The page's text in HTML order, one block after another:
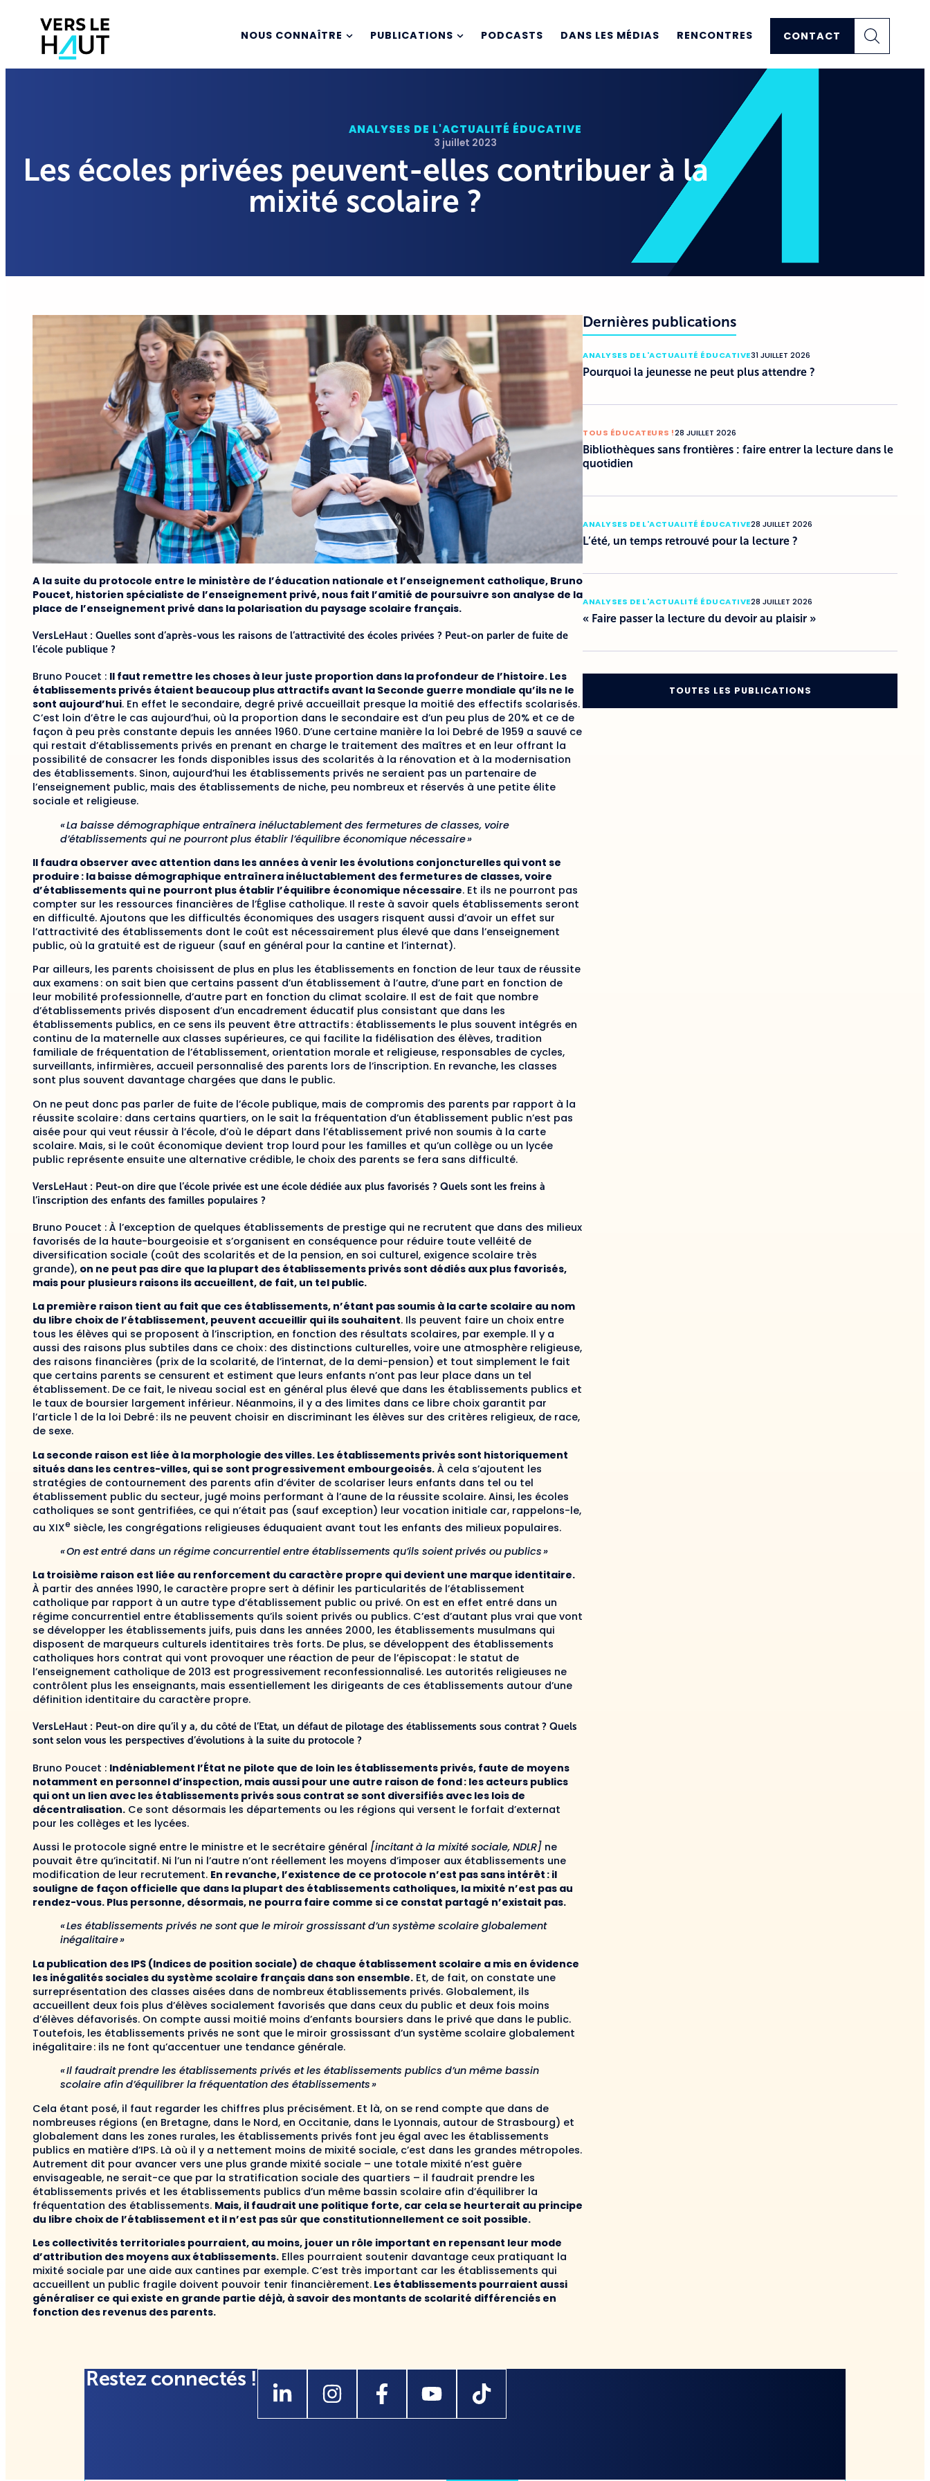
NOUS CONNAÎTRE PUBLICATIONS PODCASTS DANS LES MÉDIAS RENCONTRES CONTACT
ANALYSES DE L'ACTUALITÉ ÉDUCATIVE
3 juillet 2023
Les écoles privées peuvent-elles contribuer à la
mixité scolaire ?
A la suite du protocole entre le ministère de l’éducation nationale et l’enseignement catholique, Bruno
Poucet, historien spécialiste de l’enseignement privé, nous fait l’amitié de poursuivre son analyse de la
place de l’enseignement privé dans la polarisation du paysage scolaire français.
VersLeHaut : Quelles sont d’après-vous les raisons de l’attractivité des écoles privées ? Peut-on parler de fuite de
l’école publique ?
Bruno Poucet : Il faut remettre les choses à leur juste proportion dans la profondeur de l’histoire. Les
établissements privés étaient beaucoup plus attractifs avant la Seconde guerre mondiale qu’ils ne le
sont aujourd’hui. En effet le secondaire, degré privé accueillait presque la moitié des effectifs scolarisés.
C’est loin d’être le cas aujourd’hui, où la proportion dans le secondaire est d’un peu plus de 20% et ce de
façon à peu près constante depuis les années 1960. D’une certaine manière la loi Debré de 1959 a sauvé ce
qui restait d’établissements privés en prenant en charge le traitement des maîtres et en leur offrant la
possibilité de consacrer les fonds disponibles issus des scolarités à la rénovation et à la modernisation
des établissements. Sinon, aujourd’hui les établissements privés ne seraient pas un partenaire de
l’enseignement public, mais des établissements de niche, peu nombreux et réservés à une petite élite
sociale et religieuse.
« La baisse démographique entraînera inéluctablement des fermetures de classes, voire
d’établissements qui ne pourront plus établir l’équilibre économique nécessaire »
Il faudra observer avec attention dans les années à venir les évolutions conjoncturelles qui vont se
produire : la baisse démographique entraînera inéluctablement des fermetures de classes, voire
d’établissements qui ne pourront plus établir l’équilibre économique nécessaire. Et ils ne pourront pas
compter sur les ressources financières de l’Église catholique. Il reste à savoir quels établissements seront
en difficulté. Ajoutons que les difficultés économiques des usagers risquent aussi d’avoir un effet sur
l’attractivité des établissements dont le coût est nécessairement plus élevé que dans l’enseignement
public, où la gratuité est de rigueur (sauf en général pour la cantine et l’internat).
Par ailleurs, les parents choisissent de plus en plus les établissements en fonction de leur taux de réussite
aux examens : on sait bien que certains passent d’un établissement à l’autre, d’une part en fonction de
leur mobilité professionnelle, d’autre part en fonction du climat scolaire. Il est de fait que nombre
d’établissements privés disposent d’un encadrement éducatif plus consistant que dans les
établissements publics, en ce sens ils peuvent être attractifs : établissements le plus souvent intégrés en
continu de la maternelle aux classes supérieures, ce qui facilite la fidélisation des élèves, tradition
familiale de fréquentation de l’établissement, orientation morale et religieuse, responsables de cycles,
surveillants, infirmières, accueil personnalisé des parents lors de l’inscription. En revanche, les classes
sont plus souvent davantage chargées que dans le public.
On ne peut donc pas parler de fuite de l’école publique, mais de compromis des parents par rapport à la
réussite scolaire : dans certains quartiers, on le sait la fréquentation d’un établissement public n’est pas
aisée pour qui veut réussir à l’école, d’où le départ dans l’établissement privé non soumis à la carte
scolaire. Mais, si le coût économique devient trop lourd pour les familles et qu’un collège ou un lycée
public représente ensuite une alternative crédible, le choix des parents se fera sans difficulté.
VersLeHaut : Peut-on dire que l’école privée est une école dédiée aux plus favorisés ? Quels sont les freins à
l’inscription des enfants des familles populaires ?
Bruno Poucet : À l’exception de quelques établissements de prestige qui ne recrutent que dans des milieux
favorisés de la haute-bourgeoisie et s’organisent en conséquence pour réduire toute velléité de
diversification sociale (coût des scolarités et de la pension, en soi culturel, exigence scolaire très
grande), on ne peut pas dire que la plupart des établissements privés sont dédiés aux plus favorisés,
mais pour plusieurs raisons ils accueillent, de fait, un tel public.
La première raison tient au fait que ces établissements, n’étant pas soumis à la carte scolaire au nom
du libre choix de l’établissement, peuvent accueillir qui ils souhaitent. Ils peuvent faire un choix entre
tous les élèves qui se proposent à l’inscription, en fonction des résultats scolaires, par exemple. Il y a
aussi des raisons plus subtiles dans ce choix : des distinctions culturelles, voire une atmosphère religieuse,
des raisons financières (prix de la scolarité, de l’internat, de la demi-pension) et tout simplement le fait
que certains parents se censurent et estiment que leurs enfants n’ont pas leur place dans un tel
établissement. De ce fait, le niveau social est en général plus élevé que dans les établissements publics et
le taux de boursier largement inférieur. Néanmoins, il y a des limites dans ce libre choix garantit par
l’article 1 de la loi Debré : ils ne peuvent choisir en discriminant les élèves sur des critères religieux, de race,
de sexe.
La seconde raison est liée à la morphologie des villes. Les établissements privés sont historiquement
situés dans les centres-villes, qui se sont progressivement embourgeoisés. À cela s’ajoutent les
stratégies de contournement des parents afin d’éviter de scolariser leurs enfants dans tel ou tel
établissement public du secteur, jugé moins performant à l’aune de la réussite scolaire. Ainsi, les écoles
catholiques se sont gentrifiées, ce qui n’était pas (sauf exception) leur vocation initiale car, rappelons-le,
au XIXe siècle, les congrégations religieuses éduquaient avant tout les enfants des milieux populaires.
« On est entré dans un régime concurrentiel entre établissements qu’ils soient privés ou publics »
La troisième raison est liée au renforcement du caractère propre qui devient une marque identitaire.
À partir des années 1990, le caractère propre sert à définir les particularités de l’établissement
catholique par rapport à un autre type d’établissement public ou privé. On est en effet entré dans un
régime concurrentiel entre établissements qu’ils soient privés ou publics. C’est d’autant plus vrai que vont
se développer les établissements juifs, puis dans les années 2000, les établissements musulmans qui
disposent de marqueurs culturels identitaires très forts. De plus, se développent des établissements
catholiques hors contrat qui vont provoquer une réaction de peur de l’épiscopat : le statut de
l’enseignement catholique de 2013 est progressivement reconfessionnalisé. Les autorités religieuses ne
contrôlent plus les enseignants, mais essentiellement les dirigeants de ces établissements autour d’une
définition identitaire du caractère propre.
VersLeHaut : Peut-on dire qu’il y a, du côté de l’Etat, un défaut de pilotage des établissements sous contrat ? Quels
sont selon vous les perspectives d’évolutions à la suite du protocole ?
Bruno Poucet : Indéniablement l’État ne pilote que de loin les établissements privés, faute de moyens
notamment en personnel d’inspection, mais aussi pour une autre raison de fond : les acteurs publics
qui ont un lien avec les établissements privés sous contrat se sont diversifiés avec les lois de
décentralisation. Ce sont désormais les départements ou les régions qui versent le forfait d’externat
pour les collèges et les lycées.
Aussi le protocole signé entre le ministre et le secrétaire général [incitant à la mixité sociale, NDLR] ne
pouvait être qu’incitatif. Ni l’un ni l’autre n’ont réellement les moyens d’imposer aux établissements une
modification de leur recrutement. En revanche, l’existence de ce protocole n’est pas sans intérêt : il
souligne de façon officielle que dans la plupart des établissements catholiques, la mixité n’est pas au
rendez-vous. Plus personne, désormais, ne pourra faire comme si ce constat partagé n’existait pas.
« Les établissements privés ne sont que le miroir grossissant d’un système scolaire globalement
inégalitaire »
La publication des IPS (Indices de position sociale) de chaque établissement scolaire a mis en évidence
les inégalités sociales du système scolaire français dans son ensemble. Et, de fait, on constate une
surreprésentation des classes aisées dans de nombreux établissements privés. Globalement, ils
accueillent deux fois plus d’élèves socialement favorisés que dans ceux du public et deux fois moins
d’élèves défavorisés. On compte aussi moitié moins d’enfants boursiers dans le privé que dans le public.
Toutefois, les établissements privés ne sont que le miroir grossissant d’un système scolaire globalement
inégalitaire : ils ne font qu’accentuer une tendance générale.
« Il faudrait prendre les établissements privés et les établissements publics d’un même bassin
scolaire afin d’équilibrer la fréquentation des établissements »
Cela étant posé, il faut regarder les chiffres plus précisément. Et là, on se rend compte que dans de
nombreuses régions (en Bretagne, dans le Nord, en Occitanie, dans le Lyonnais, autour de Strasbourg) et
globalement dans les zones rurales, les établissements privés font jeu égal avec les établissements
publics en matière d’IPS. Là où il y a nettement moins de mixité sociale, c’est dans les grandes métropoles.
Autrement dit pour avancer vers une plus grande mixité sociale – une totale mixité n’est guère
envisageable, ne serait-ce que par la stratification sociale des quartiers – il faudrait prendre les
établissements privés et les établissements publics d’un même bassin scolaire afin d’équilibrer la
fréquentation des établissements. Mais, il faudrait une politique forte, car cela se heurterait au principe
du libre choix de l’établissement et il n’est pas sûr que constitutionnellement ce soit possible.
Les collectivités territoriales pourraient, au moins, jouer un rôle important en repensant leur mode
d’attribution des moyens aux établissements. Elles pourraient soutenir davantage ceux pratiquant la
mixité sociale par une aide aux cantines par exemple. C’est très important car les établissements qui
accueillent un public fragile doivent pouvoir tenir financièrement. Les établissements pourraient aussi
généraliser ce qui existe en grande partie déjà, à savoir des montants de scolarité différenciés en
fonction des revenus des parents.
Dernières publications
ANALYSES DE L'ACTUALITÉ ÉDUCATIVE31 JUILLET 2026
Pourquoi la jeunesse ne peut plus attendre ?
TOUS ÉDUCATEURS !28 JUILLET 2026
Bibliothèques sans frontières : faire entrer la lecture dans le
quotidien
ANALYSES DE L'ACTUALITÉ ÉDUCATIVE28 JUILLET 2026
L’été, un temps retrouvé pour la lecture ?
ANALYSES DE L'ACTUALITÉ ÉDUCATIVE28 JUILLET 2026
« Faire passer la lecture du devoir au plaisir »
TOUTES LES PUBLICATIONS
Restez connectés !